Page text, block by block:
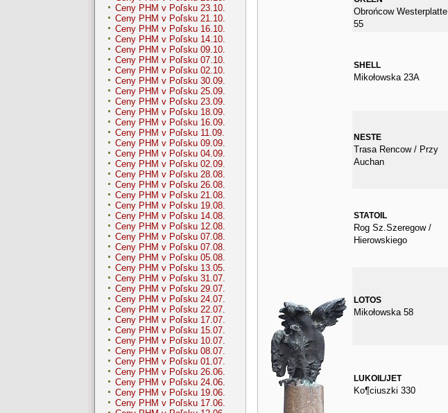
Ceny PHM v Poľsku 23.10.
Ceny PHM v Poľsku 21.10.
Ceny PHM v Poľsku 16.10.
Ceny PHM v Poľsku 14.10.
Ceny PHM v Poľsku 09.10.
Ceny PHM v Poľsku 07.10.
Ceny PHM v Poľsku 02.10.
Ceny PHM v Poľsku 30.09.
Ceny PHM v Poľsku 25.09.
Ceny PHM v Poľsku 23.09.
Ceny PHM v Poľsku 18.09.
Ceny PHM v Poľsku 16.09.
Ceny PHM v Poľsku 11.09.
Ceny PHM v Poľsku 09.09.
Ceny PHM v Poľsku 04.09.
Ceny PHM v Poľsku 02.09.
Ceny PHM v Poľsku 28.08.
Ceny PHM v Poľsku 26.08.
Ceny PHM v Poľsku 21.08.
Ceny PHM v Poľsku 19.08.
Ceny PHM v Poľsku 14.08.
Ceny PHM v Poľsku 12.08.
Ceny PHM v Poľsku 07.08.
Ceny PHM v Poľsku 07.08.
Ceny PHM v Poľsku 05.08.
Ceny PHM v Poľsku 13.05.
Ceny PHM v Poľsku 31.07.
Ceny PHM v Poľsku 29.07.
Ceny PHM v Poľsku 24.07.
Ceny PHM v Poľsku 22.07.
Ceny PHM v Poľsku 17.07.
Ceny PHM v Poľsku 15.07.
Ceny PHM v Poľsku 10.07.
Ceny PHM v Poľsku 08.07.
Ceny PHM v Poľsku 01.07.
Ceny PHM v Poľsku 26.06.
Ceny PHM v Poľsku 24.06.
Ceny PHM v Poľsku 19.06.
Ceny PHM v Poľsku 17.06.
Obrońcow Westerplatte
55
SHELL
Mikołowska 23A
NESTE
Trasa Rencow / Przy
Auchan
STATOIL
Rog Sz.Szeregow /
Hierowskiego
LOTOS
Mikołowska 58
LUKOIL/JET
Ko¶ciuszki 330